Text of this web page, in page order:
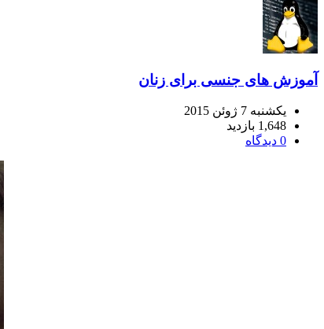
آموزش های جنسی برای زنان
یکشنبه 7 ژوئن 2015
1,648 بازدید
0 دیدگاه